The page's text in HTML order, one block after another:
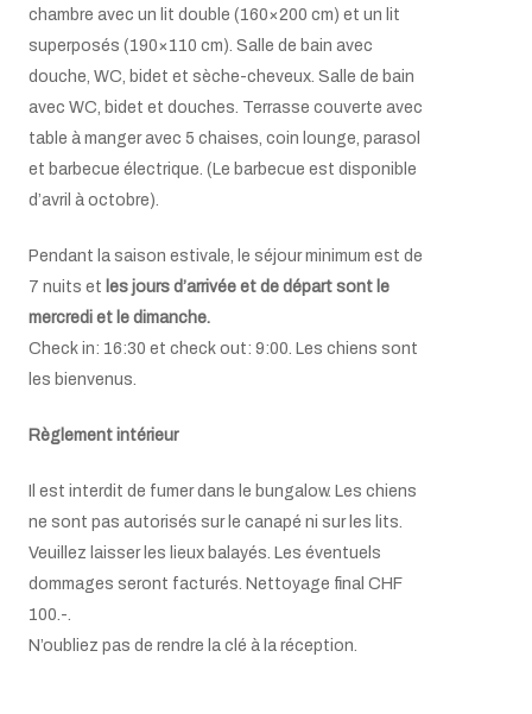
chambre avec un lit double (160×200 cm) et un lit
superposés (190×110 cm). Salle de bain avec
douche, WC, bidet et sèche-cheveux. Salle de bain
avec WC, bidet et douches. Terrasse couverte avec
table à manger avec 5 chaises, coin lounge, parasol
et barbecue électrique. (Le barbecue est disponible
d’avril à octobre).
Pendant la saison estivale, le séjour minimum est de
7 nuits et les jours d’arrivée et de départ sont le
mercredi et le dimanche.
Check in: 16:30 et check out: 9:00. Les chiens sont
les bienvenus.
Règlement intérieur
Il est interdit de fumer dans le bungalow. Les chiens
ne sont pas autorisés sur le canapé ni sur les lits.
Veuillez laisser les lieux balayés. Les éventuels
dommages seront facturés. Nettoyage final CHF
100.-.
N’oubliez pas de rendre la clé à la réception.